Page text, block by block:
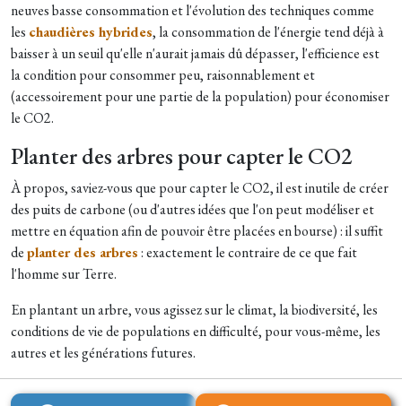
neuves basse consommation et l'évolution des techniques comme
les chaudières hybrides, la consommation de l'énergie tend déjà à
baisser à un seuil qu'elle n'aurait jamais dû dépasser, l'efficience est
la condition pour consommer peu, raisonnablement et
(accessoirement pour une partie de la population) pour économiser
le CO2.
Planter des arbres pour capter le CO2
À propos, saviez-vous que pour capter le CO2, il est inutile de créer
des puits de carbone (ou d'autres idées que l'on peut modéliser et
mettre en équation afin de pouvoir être placées en bourse) : il suffit
deplanter des arbres: exactement le contraire de ce que fait
l'homme sur Terre.
En plantant un arbre, vous agissez sur le climat, la biodiversité, les
conditions de vie de populations en difficulté, pour vous-même, les
autres et les générations futures.